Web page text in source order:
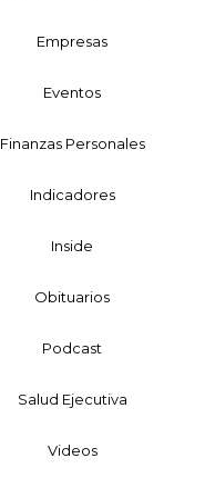
Empresas
Eventos
Finanzas Personales
Indicadores
Inside
Obituarios
Podcast
Salud Ejecutiva
Videos